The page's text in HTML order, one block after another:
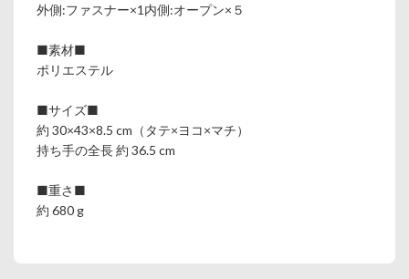
外側:ファスナー×1内側:オープン×５
■素材■
ポリエステル
■サイズ■
約 30×43×8.5 cm（タテ×ヨコ×マチ）
持ち手の全長 約 36.5 cm
■重さ■
約 680 g